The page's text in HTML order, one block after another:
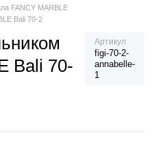
FANCY MARBLE
Bali 70-2
Bali 70-
Артикул
figi-70-2-
annabelle-
1